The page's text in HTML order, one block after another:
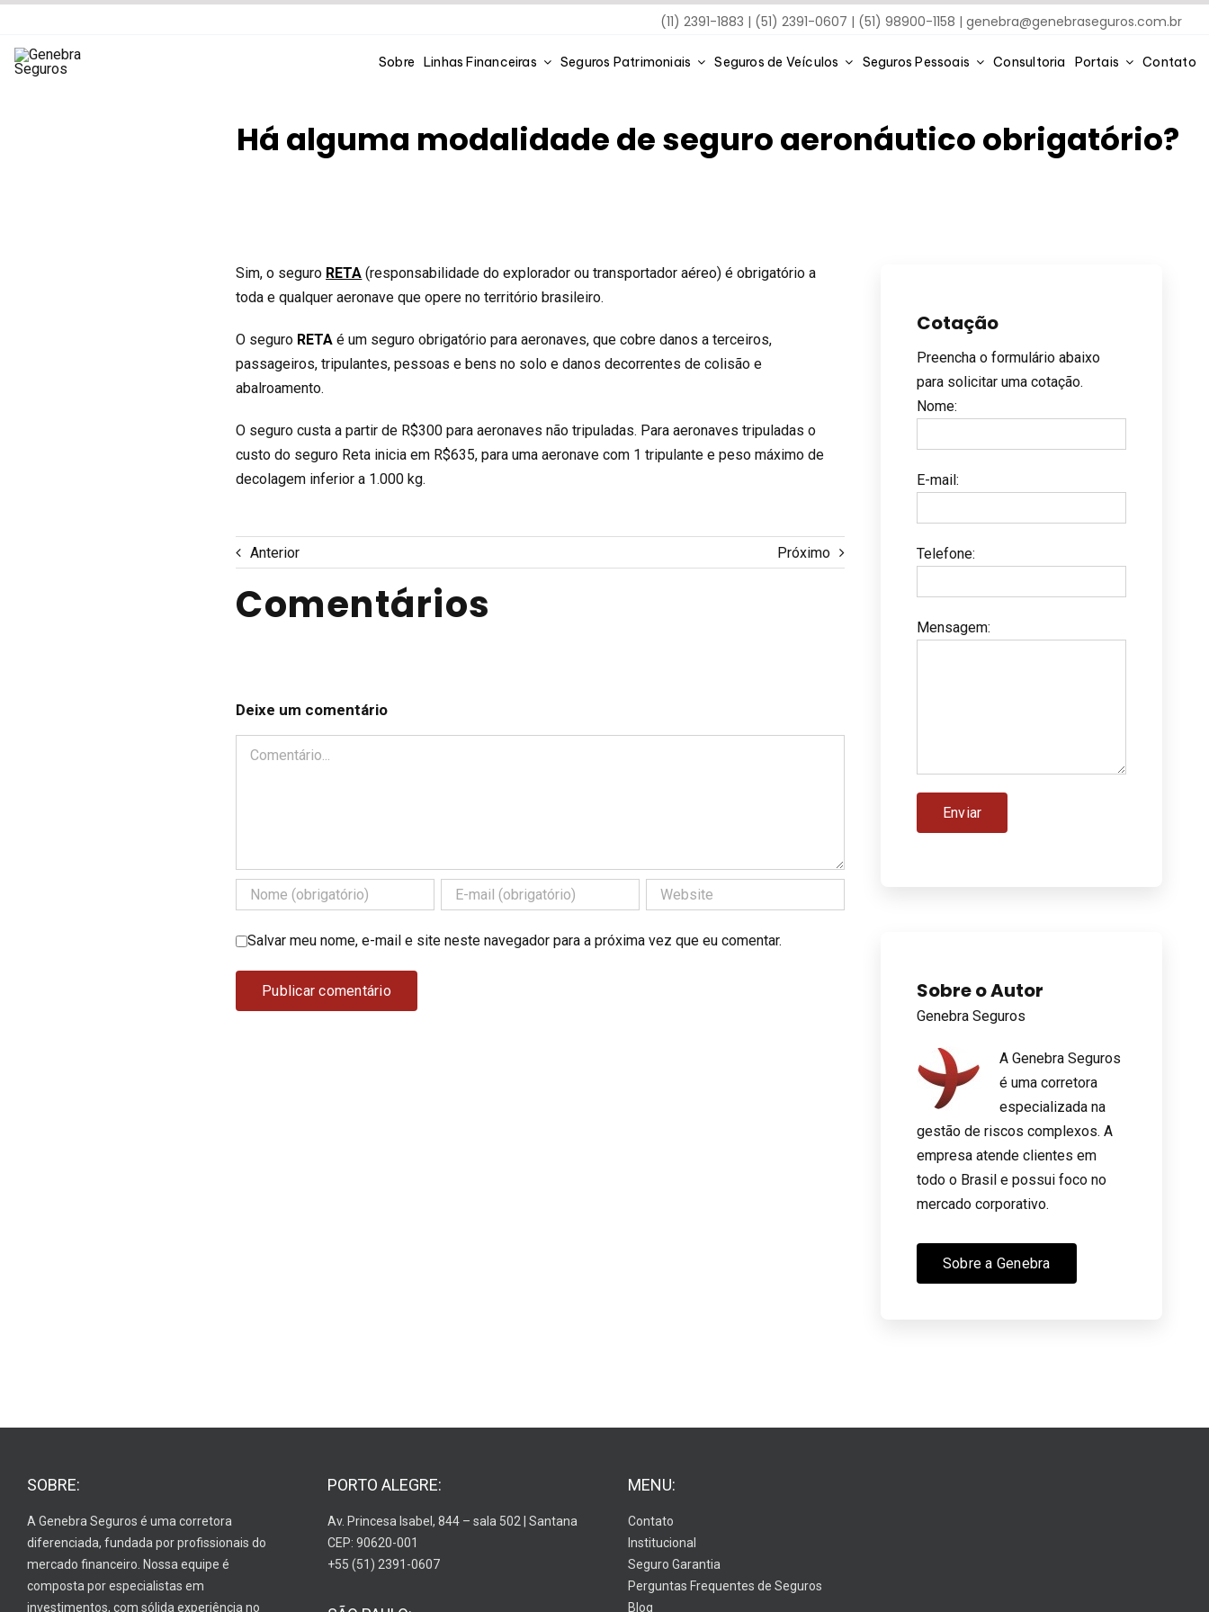
(11) 2391-1883 | (51) 2391-0607 | (51) 98900-1158 |genebra@genebraseguros.com.br
Sobre Linhas Financeiras Seguros Patrimoniais Seguros de Veículos Seguros Pessoais Consultoria Portais Contato
Há alguma modalidade de seguro aeronáutico obrigatório?
Sim, o seguro RETA (responsabilidade do explorador ou transportador aéreo) é obrigatório a
toda e qualquer aeronave que opere no território brasileiro.
O seguro RETA é um seguro obrigatório para aeronaves, que cobre danos a terceiros,
passageiros, tripulantes, pessoas e bens no solo e danos decorrentes de colisão e
abalroamento.
O seguro custa a partir de R$300 para aeronaves não tripuladas. Para aeronaves tripuladas o
custo do seguro Reta inicia em R$635, para uma aeronave com 1 tripulante e peso máximo de
decolagem inferior a 1.000 kg.
Anterior Próximo
Comentários
Deixe um comentário
Comentário
Salvar meu nome, e-mail e site neste navegador para a próxima vez que eu comentar.
Cotação
Preencha o formulário abaixo
para solicitar uma cotação.
Nome:
E-mail:
Telefone:
Mensagem:
Sobre o Autor
Genebra Seguros
A Genebra Seguros
é uma corretora
especializada na
gestão de riscos complexos. A
empresa atende clientes em
todo o Brasil e possui foco no
mercado corporativo.
Sobre a Genebra
SOBRE:
A Genebra Seguros é uma corretora
diferenciada, fundada por profissionais do
mercado financeiro. Nossa equipe é
composta por especialistas em
investimentos, com sólida experiência no
PORTO ALEGRE:
Av. Princesa Isabel, 844 – sala 502 | Santana
CEP: 90620-001
+55 (51) 2391-0607
MENU:
Contato
Institucional
Seguro Garantia
Perguntas Frequentes de Seguros
Blog